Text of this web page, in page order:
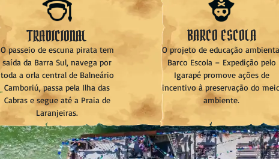
TRADICIONAL
O passeio de escuna pirata tem
saída da Barra Sul, navega por
toda a orla central de Balneário
Camboriú, passa pela Ilha das
Cabras e segue até a Praia de
Laranjeiras.
BARCO ESCOLA
O projeto de educação
Barco Escola – Expedição pelo
Igarapé promove ações de
incentivo à preservação do
ambiente.